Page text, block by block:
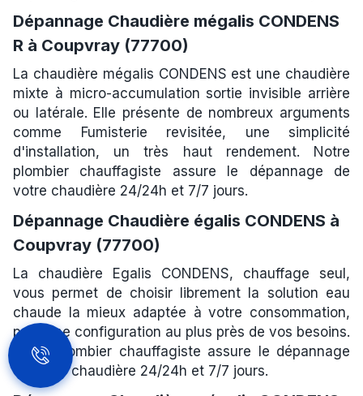
Dépannage Chaudière mégalis CONDENS
R à Coupvray (77700)
La chaudière mégalis CONDENS est une chaudière
mixte à micro-accumulation sortie invisible arrière
ou latérale. Elle présente de nombreux arguments
comme Fumisterie revisitée, une simplicité
d'installation, un très haut rendement. Notre
plombier chauffagiste assure le dépannage de
votre chaudière 24/24h et 7/7 jours.
Dépannage Chaudière égalis CONDENS à
Coupvray (77700)
La chaudière Egalis CONDENS, chauffage seul,
vous permet de choisir librement la solution eau
chaude la mieux adaptée à votre consommation,
pour une configuration au plus près de vos besoins.
Notre plombier chauffagiste assure le dépannage
de votre chaudière 24/24h et 7/7 jours.